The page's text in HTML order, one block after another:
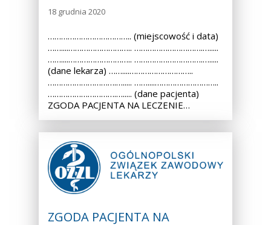
18 grudnia 2020
……………………………….. (miejscowość i data)
……....……………………….. ………………………….….....
……....……………………….. ………………………….….....
(dane lekarza) ……....………………………..
………………………….…..... ……....………………………..
………………………….…..... (dane pacjenta)
ZGODA PACJENTA NA LECZENIE…
ZGODA PACJENTA NA